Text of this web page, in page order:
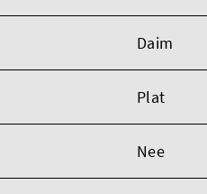
Daim
Plat
Nee